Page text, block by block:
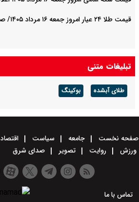
قیمت طلا ۲۴ عیار امروز جمعه ۱۶ مرداد ۱۴۰۵/ صعود طلا ادامه‌دار شد
تبلیغات متنی
طلای آبشده بوکینگ
صفحه نخست جامعه سیاست اقتصاد
ورزش
روایت تصویر صدای شرق
تماس با ما